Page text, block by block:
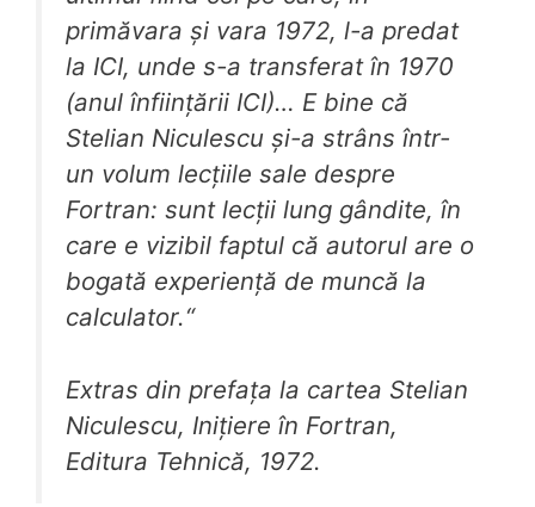
primăvara și vara 1972, l-a predat
la ICI, unde s-a transferat în 1970
(anul înființării ICI)… E bine că
Stelian Niculescu și-a strâns într-
un volum lecțiile sale despre
Fortran: sunt lecții lung gândite, în
care e vizibil faptul că autorul are o
bogată experiență de muncă la
calculator.“
Extras din prefața la cartea Stelian
Niculescu, Inițiere în Fortran,
Editura Tehnică, 1972.